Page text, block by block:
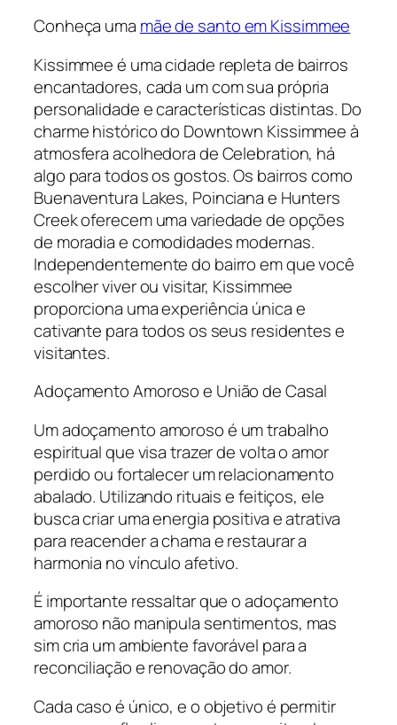
Conheça uma mãe de santo em Kissimmee
Kissimmee é uma cidade repleta de bairros
encantadores, cada um com sua própria
personalidade e características distintas. Do
charme histórico do Downtown Kissimmee à
atmosfera acolhedora de Celebration, há
algo para todos os gostos. Os bairros como
Buenaventura Lakes, Poinciana e Hunters
Creek oferecem uma variedade de opções
de moradia e comodidades modernas.
Independentemente do bairro em que você
escolher viver ou visitar, Kissimmee
proporciona uma experiência única e
cativante para todos os seus residentes e
visitantes.
Adoçamento Amoroso e União de Casal
Um adoçamento amoroso é um trabalho
espiritual que visa trazer de volta o amor
perdido ou fortalecer um relacionamento
abalado. Utilizando rituais e feitiços, ele
busca criar uma energia positiva e atrativa
para reacender a chama e restaurar a
harmonia no vínculo afetivo.
É importante ressaltar que o adoçamento
amoroso não manipula sentimentos, mas
sim cria um ambiente favorável para a
reconciliação e renovação do amor.
Cada caso é único, e o objetivo é permitir